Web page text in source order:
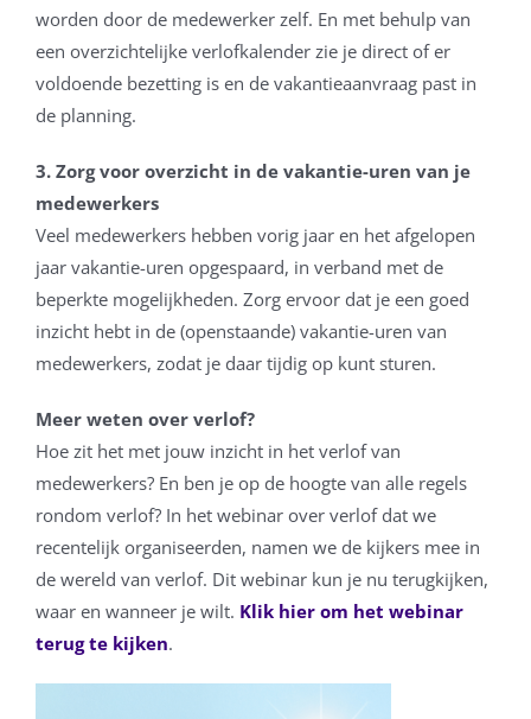
worden door de medewerker zelf. En met behulp van
een overzichtelijke verlofkalender zie je direct of er
voldoende bezetting is en de vakantieaanvraag past in
de planning.
3. Zorg voor overzicht in de vakantie-uren van je
medewerkers
Veel medewerkers hebben vorig jaar en het afgelopen
jaar vakantie-uren opgespaard, in verband met de
beperkte mogelijkheden. Zorg ervoor dat je een goed
inzicht hebt in de (openstaande) vakantie-uren van
medewerkers, zodat je daar tijdig op kunt sturen.
Meer weten over verlof?
Hoe zit het met jouw inzicht in het verlof van
medewerkers? En ben je op de hoogte van alle regels
rondom verlof? In het webinar over verlof dat we
recentelijk organiseerden, namen we de kijkers mee in
de wereld van verlof. Dit webinar kun je nu terugkijken,
waar en wanneer je wilt. Klik hier om het webinar
terug te kijken.